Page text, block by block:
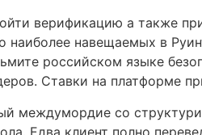
верификацию а также
навещаемых в
российском языке
Ставки на платформе
междумордие со
Едва клиент полно